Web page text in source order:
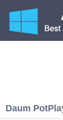
Daum